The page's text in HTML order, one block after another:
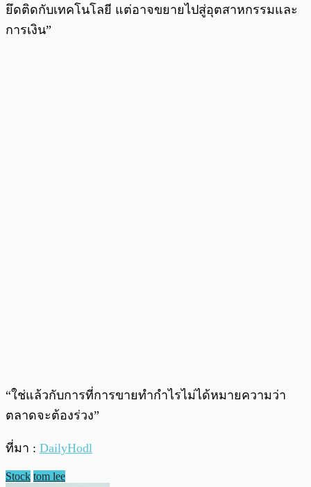
ยึดติดกับเทคโนโลยี แต่อาจขยายไปสู่อุตสาหกรรมและ
การเงิน”
“ใช่แล้วกับการที่การขายทำกำไรไม่ได้หมายความว่า
ตลาดจะต้องร่วง”
ที่มา : DailyHodl
Stock tom lee